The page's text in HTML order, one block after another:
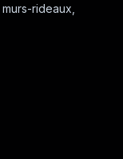
rideaux,